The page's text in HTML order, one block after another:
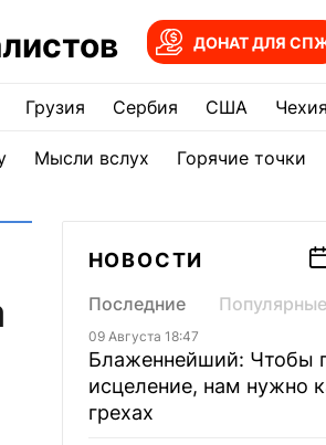
ДОНАТ ДЛЯ
Грузия Сербия США
Мысли вслух Горячие точки
НОВОСТИ
Последние Популярные
09 Августа 18:47
Блаженнейший: Чтобы
исцеление, нам нужно
грехах